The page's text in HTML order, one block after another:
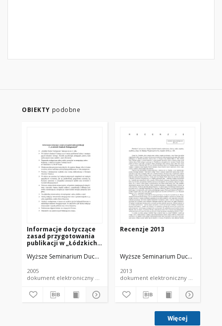
OBIEKTY podobne
Informacje dotyczące
zasad przygotowania
publikacji w „Łódzkich
Teologicznych”
Wyższe Seminarium Duchowne w Łodzi
2005
dokument elektroniczny czasopismo
Recenzje 2013
Wyższe Seminarium Duchowne w
2013
dokument elektroniczny czasopismo
Więcej